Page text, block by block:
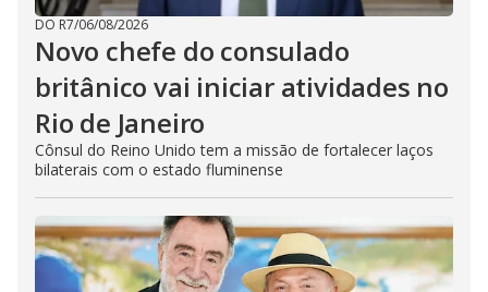
DO R7/06/08/2026
Novo chefe do consulado
britânico vai iniciar atividades no
Rio de Janeiro
Cônsul do Reino Unido tem a missão de fortalecer laços
bilaterais com o estado fluminense